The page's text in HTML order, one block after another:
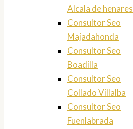
Alcala de henares
Consultor Seo
Majadahonda
Consultor Seo
Boadilla
Consultor Seo
Collado Villalba
Consultor Seo
Fuenlabrada